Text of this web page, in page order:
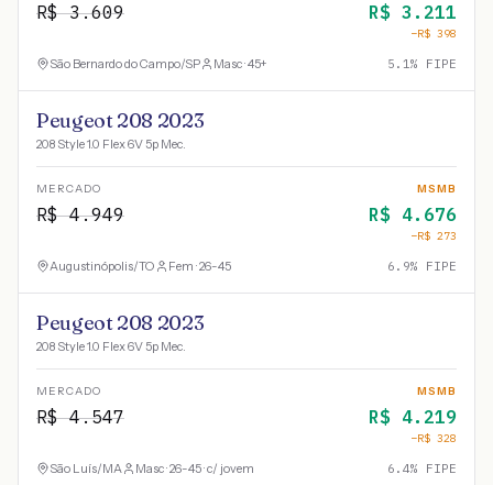
R$3.609 R$ 3.211
−R$ 398
São Bernardo do Campo/SP Masc · 45+ 5.1% FIPE
Peugeot 208 2023
208 Style 1.0 Flex 6V 5p Mec.
MERCADO
R$4.949
MSMB
R$ 4.676
−R$ 273
Augustinópolis/TO Fem · 26-45 6.9% FIPE
Peugeot 208 2023
208 Style 1.0 Flex 6V 5p Mec.
MERCADO
R$4.547
MSMB
R$ 4.219
−R$ 328
São Luís/MA Masc · 26-45 · c/ jovem 6.4% FIPE